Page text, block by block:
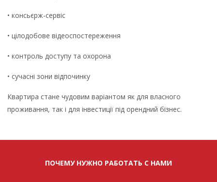
• консьєрж-сервіс
• цілодобове відеоспостереження
• контроль доступу та охорона
• сучасні зони відпочинку
Квартира стане чудовим варіантом як для власного
проживання, так і для інвестиції під орендний бізнес.
ПОЧЕМУ НУЖНО РАБОТАТЬ С НАМИ